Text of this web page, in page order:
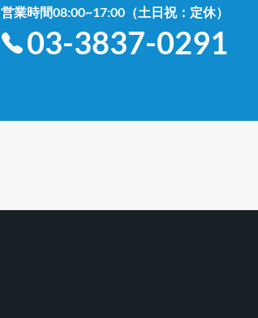
営業時間08:00~17:00（土日祝：定休）
03-3837-0291